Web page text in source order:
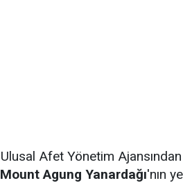
Ulusal Afet Yönetim
Mount Agung Yanardağı'nın